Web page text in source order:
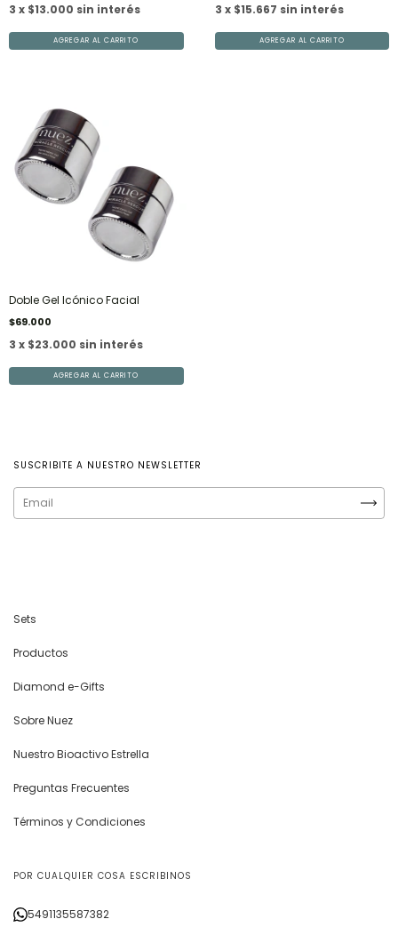
3 x $13.000 sin interés 3 x $15.667 sin interés
Doble Gel Icónico Facial
$69.000
3 x $23.000 sin interés
SUSCRIBITE A NUESTRO NEWSLETTER
Sets
Productos
Diamond e-Gifts
Sobre Nuez
Nuestro Bioactivo Estrella
Preguntas Frecuentes
Términos y Condiciones
POR CUALQUIER COSA ESCRIBINOS
5491135587382